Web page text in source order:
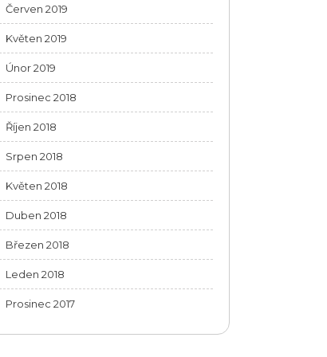
Červen 2019
Květen 2019
Únor 2019
Prosinec 2018
Říjen 2018
Srpen 2018
Květen 2018
Duben 2018
Březen 2018
Leden 2018
Prosinec 2017